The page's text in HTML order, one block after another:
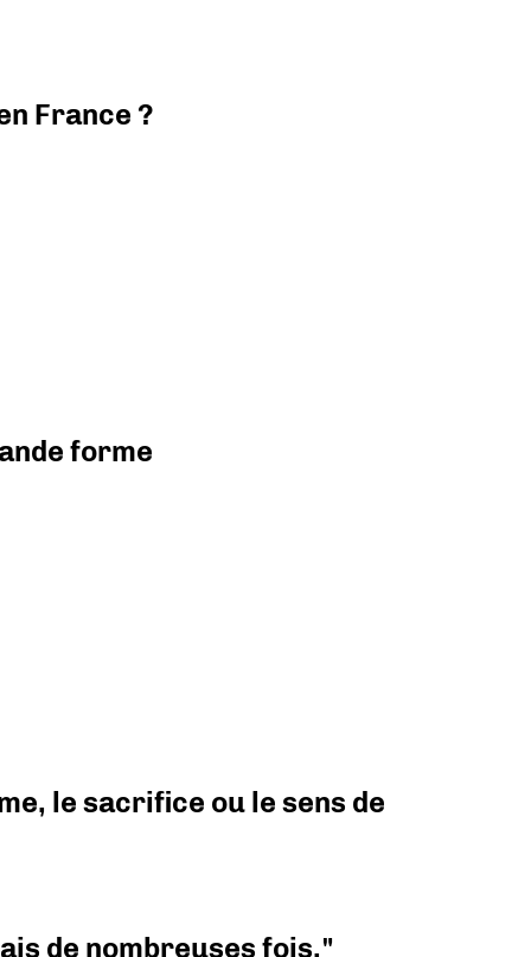
France ?
forme
le sacrifice ou le sens de
de nombreuses fois."